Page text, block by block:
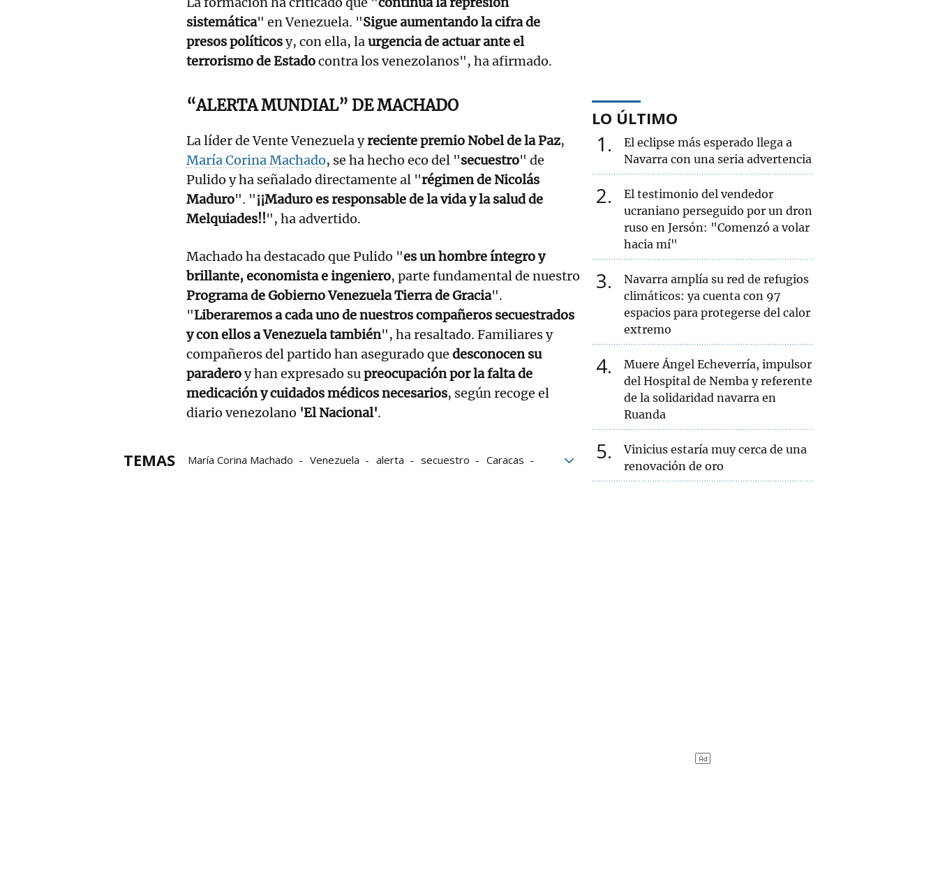
sistemática" en Venezuela. "Sigue aumentando la cifra de
presos políticosy, con ella, laurgencia de actuar ante el
terrorismo de Estadocontra los venezolanos", ha afirmado.
“ALERTA MUNDIAL” DE MACHADO
La líder de Vente Venezuela yreciente premio Nobel de la Paz,
María Corina Machado, se ha hecho eco del "secuestro" de
Pulido y ha señalado directamente al "régimen de Nicolás
Maduro". "¡¡Maduro es responsable de la vida y la salud de
Melquiades!!", ha advertido.
Machado ha destacado que Pulido "es un hombre íntegro y
brillante, economista e ingeniero, parte fundamental de nuestro
Programa de Gobierno Venezuela Tierra de Gracia".
"Liberaremos a cada uno de nuestros compañeros secuestrados
y con ellos a Venezuela también", ha resaltado. Familiares y
compañeros del partido han asegurado que desconocen su
paraderoy han expresado supreocupación por la falta de
medicación y cuidados médicos necesarios, según recoge el
diario venezolano 'El Nacional'.
TEMAS María Corina Machado Venezuela alerta secuestro
Caracas
LO ÚLTIMO
1
El eclipse más esperado llega a
Navarra con una seria advertencia
2
El testimonio del vendedor
ucraniano perseguido por un dron
ruso en Jersón: "Comenzó a volar
hacia mí"
3
Navarra amplía su red de refugios
climáticos: ya cuenta con 97
espacios para protegerse del calor
extremo
4
Muere Ángel Echeverría, impulsor
del Hospital de Nemba y referente
de la solidaridad navarra en
Ruanda
5
Vinicius estaría muy cerca de una
renovación de oro